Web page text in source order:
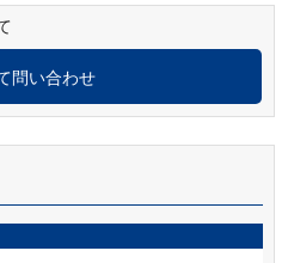
問い合わせ